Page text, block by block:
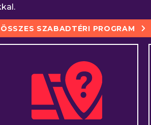
ÖSSZES SZABADTÉRI PROGRAM